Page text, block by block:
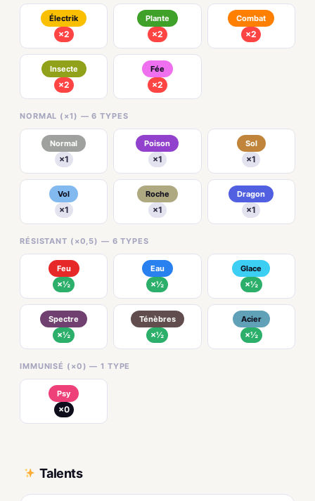
Électrik
×2
Plante
×2
Combat
×2
Insecte
×2
Fée
×2
NORMAL (×1) — 6 TYPES
Normal
×1
Poison
×1
Sol
×1
Vol
×1
Roche
×1
Dragon
×1
RÉSISTANT (×0,5) — 6 TYPES
Feu
×½
Eau
×½
Glace
×½
Spectre
×½
Ténèbres
×½
Acier
×½
IMMUNISÉ (×0) — 1 TYPE
Psy
×0
Talents